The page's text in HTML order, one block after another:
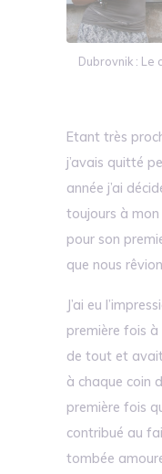
Dubrovnik : Le
Etant très
j’avais quitté
année j’ai
toujours à mon
pour son
que nous
J’ai eu
première fois à
de tout et
à chaque coin
première fois
contribué au
tombée